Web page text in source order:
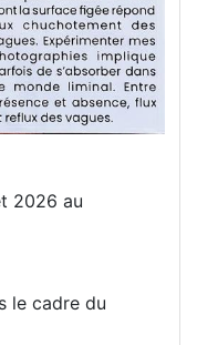
2026 au
le cadre du